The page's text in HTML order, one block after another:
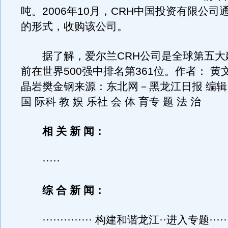
吨。2006年10月，CRH中国投资有限公司
的形式，收购该公司。
据了解，爱尔兰CRH公司是全球第五大
前在世界500强中排名第361位。作者： 黄
晶岩樊金钢来源：东北网－黑龙江日报 编
国 际科 教 娱 乐社 会 体 育专 题 法 治
相 关 新 闻：
·····
综 合 新 闻：
·············· 构建和谐龙江··进入专题